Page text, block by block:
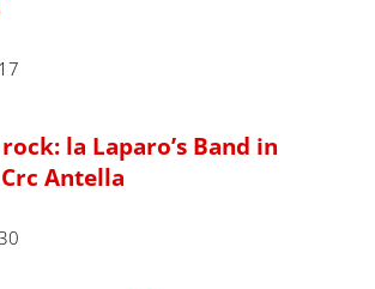
la Laparo’s Band in
Antella